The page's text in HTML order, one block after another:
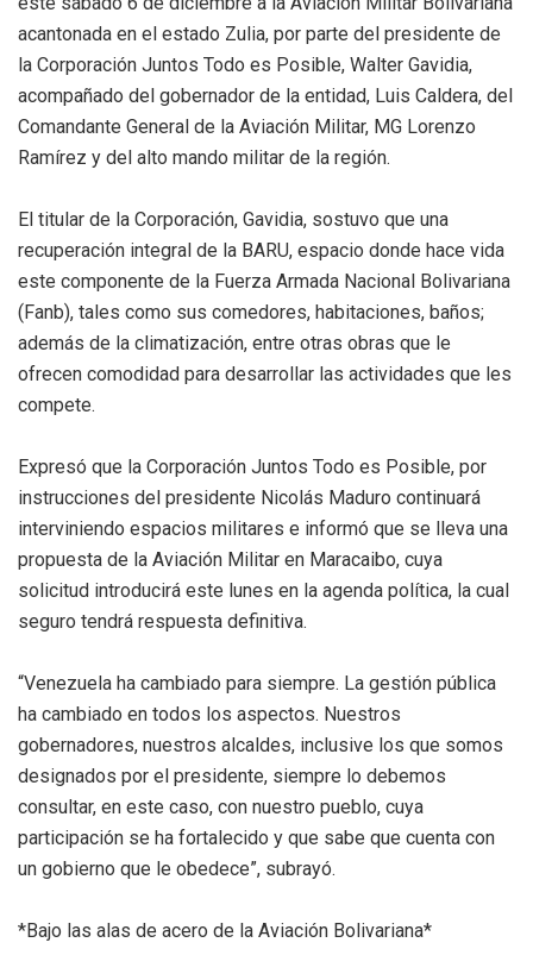
acantonada en el estado Zulia, por parte del presidente de
la Corporación Juntos Todo es Posible, Walter Gavidia,
acompañado del gobernador de la entidad, Luis Caldera, del
Comandante General de la Aviación Militar, MG Lorenzo
Ramírez y del alto mando militar de la región.
El titular de la Corporación, Gavidia, sostuvo que una
recuperación integral de la BARU, espacio donde hace vida
este componente de la Fuerza Armada Nacional Bolivariana
(Fanb), tales como sus comedores, habitaciones, baños;
además de la climatización, entre otras obras que le
ofrecen comodidad para desarrollar las actividades que les
compete.
Expresó que la Corporación Juntos Todo es Posible, por
instrucciones del presidente Nicolás Maduro continuará
interviniendo espacios militares e informó que se lleva una
propuesta de la Aviación Militar en Maracaibo, cuya
solicitud introducirá este lunes en la agenda política, la cual
seguro tendrá respuesta definitiva.
“Venezuela ha cambiado para siempre. La gestión pública
ha cambiado en todos los aspectos. Nuestros
gobernadores, nuestros alcaldes, inclusive los que somos
designados por el presidente, siempre lo debemos
consultar, en este caso, con nuestro pueblo, cuya
participación se ha fortalecido y que sabe que cuenta con
un gobierno que le obedece”, subrayó.
*Bajo las alas de acero de la Aviación Bolivariana*